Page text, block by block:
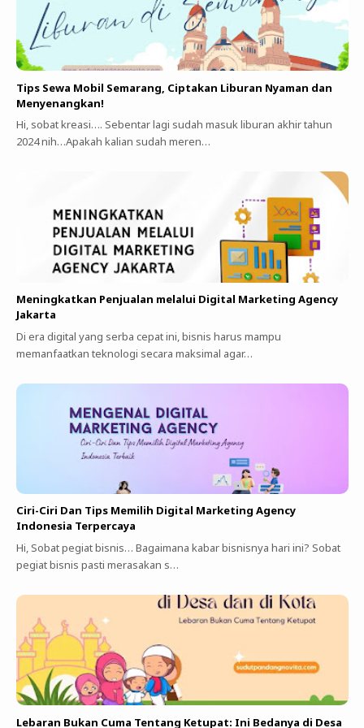
Tips Sewa Mobil Semarang, Ciptakan Liburan Nyaman dan
Menyenangkan!
Hi, sobat kreasi…. Sebentar lagi sudah masuk liburan akhir tahun
2024 nih…Apakah kalian sudah meren…
Meningkatkan Penjualan melalui Digital Marketing Agency
Jakarta
Di era digital yang serba cepat ini, bisnis harus mampu
memanfaatkan teknologi secara maksimal agar…
Ciri-Ciri Dan Tips Memilih Digital Marketing Agency
Indonesia Terpercaya
Hi, Sobat pegiat bisnis… Bagaimana kabar bisnisnya hari ini? Sobat
pegiat bisnis pasti merasakan s…
Lebaran Bukan Cuma Tentang Ketupat: Ini Bedanya di Desa